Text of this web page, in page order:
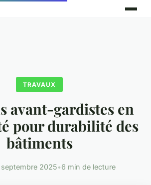
TRAVAUX
avant-gardistes en
pour durabilité des
bâtiments
2025•6 min de lecture